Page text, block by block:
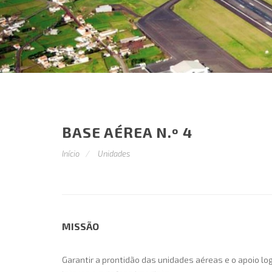
BASE AÉREA N.º 4
Início Unidades
MISSÃO
Garantir a prontidão das unidades aéreas e o apoio